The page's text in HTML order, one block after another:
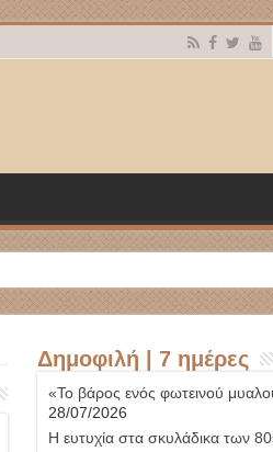
Δημοφιλή | 7 ημέρες
«Το βάρος ενός φωτεινού
28/07/2026
Η ευτυχία στα σκυλάδικα των